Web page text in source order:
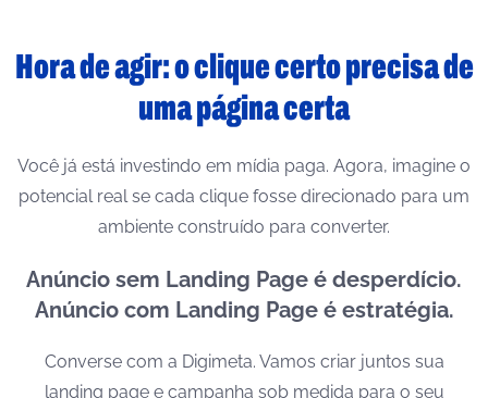
Hora de agir: o clique certo precisa de
uma página certa
Você já está investindo em mídia paga. Agora, imagine o
potencial real se cada clique fosse direcionado para um
ambiente construído para converter.
Anúncio sem Landing Page é desperdício.
Anúncio com Landing Page é estratégia.
Converse com a Digimeta. Vamos criar juntos sua
landing page e campanha sob medida para o seu